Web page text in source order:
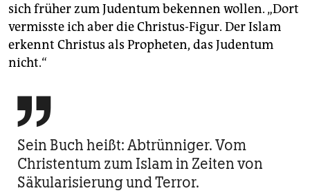
sich früher zum Judentum bekennen wollen. „Dort
vermisste ich aber die Christus-Figur. Der Islam
erkennt Christus als Propheten, das Judentum
nicht.“

Sein Buch heißt: Abtrünniger. Vom
Christentum zum Islam in Zeiten von
Säkularisierung und Terror.